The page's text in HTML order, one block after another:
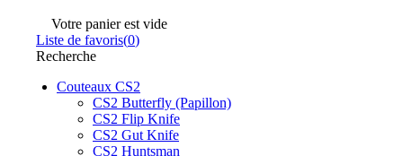
Votre panier est vide
Liste de favoris(0)
Recherche
Couteaux CS2
CS2 Butterfly (Papillon)
CS2 Flip Knife
CS2 Gut Knife
CS2 Huntsman